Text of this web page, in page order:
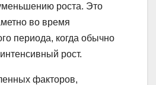
роста. Это
во время
периода, когда обычно
рост.
факторов,